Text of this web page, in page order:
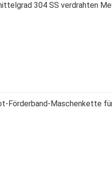
304 SS verdrahten
Förderband-Maschenkette